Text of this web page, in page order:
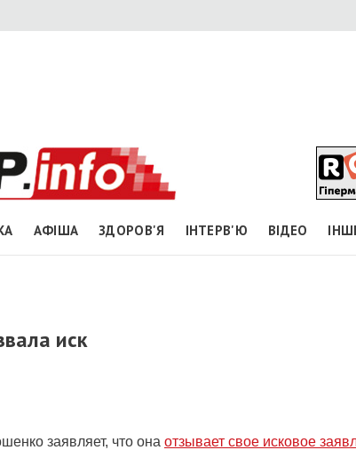
АФІША ЗДОРОВ'Я ІНТЕРВ'Ю ВІДЕО
иск
заявляет, что она отзывает свое исковое